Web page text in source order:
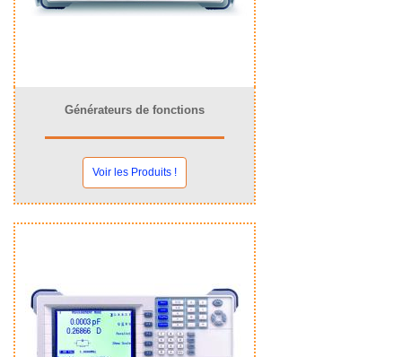
Générateurs de fonctions
Voir les Produits !